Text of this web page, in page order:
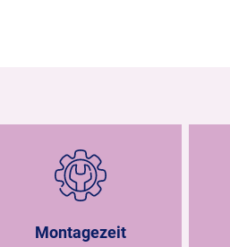
Montagezeit